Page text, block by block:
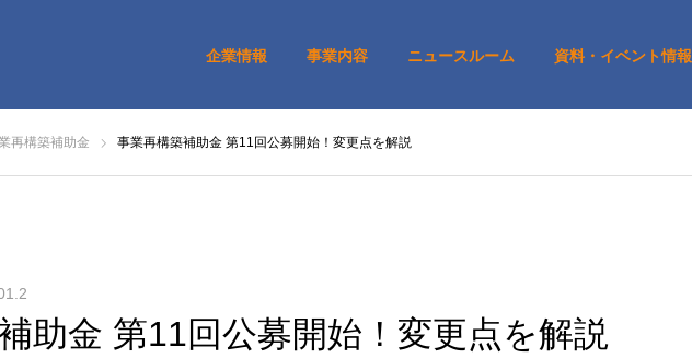
企業情報 事業内容 ニュースルーム 資料・イベント情報
再構築補助金 事業再構築補助金 第11回公募開始！変更点を解説
助金 第11回公募開始！変更点を解説